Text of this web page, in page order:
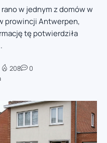
w jednym z domów w
prowincji Antwerpen,
tę potwierdziła
208 0